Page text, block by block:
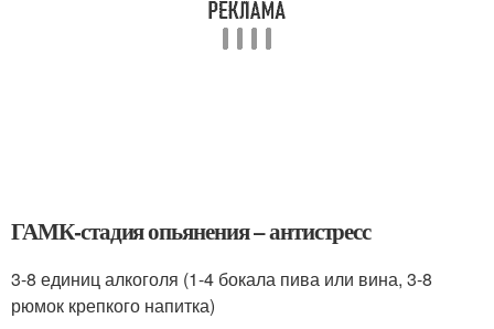
ГАМК-стадия опьянения – антистресс
3-8 единиц алкоголя (1-4 бокала пива или вина, 3-8
рюмок крепкого напитка)